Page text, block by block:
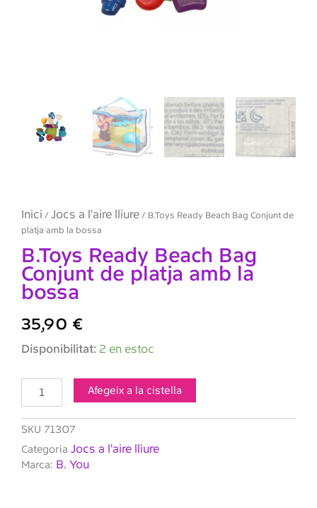
Inici / Jocs a l'aire lliure / B.Toys Ready Beach Bag Conjunt de
platja amb la bossa
B.Toys Ready Beach Bag
Conjunt de platja amb la
bossa
35,90 €
Disponibilitat: 2 en estoc
quantitat
Ready
Bag
Conjunt
de
platja
Afegeix a la cistella
SKU 71307
Categoria Jocs a l'aire lliure
Marca: B. You